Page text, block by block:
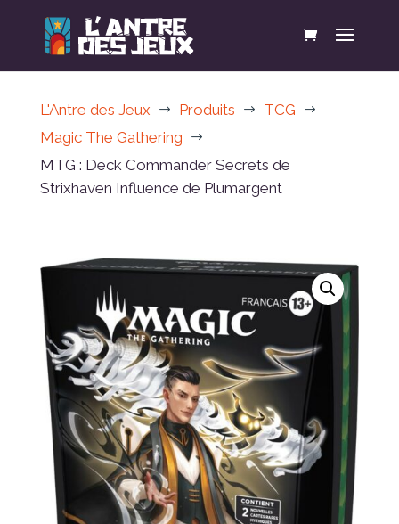
L'Antre des Jeux $ Produits $ TCG $
Magic The Gathering $
MTG : Deck Commander Secrets de
Strixhaven Influence de Plumargent